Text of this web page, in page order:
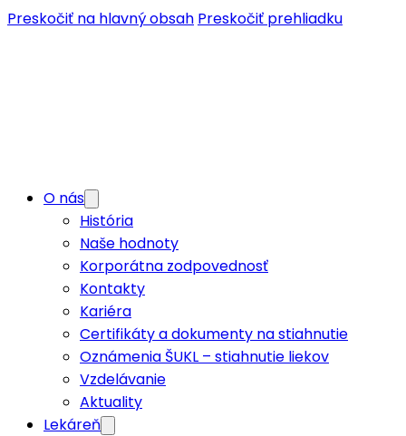
Preskočiť na hlavný obsah Preskočiť prehliadku
O nás
História
Naše hodnoty
Korporátna zodpovednosť
Kontakty
Kariéra
Certifikáty a dokumenty na stiahnutie
Oznámenia ŠUKL – stiahnutie liekov
Vzdelávanie
Aktuality
Lekáreň